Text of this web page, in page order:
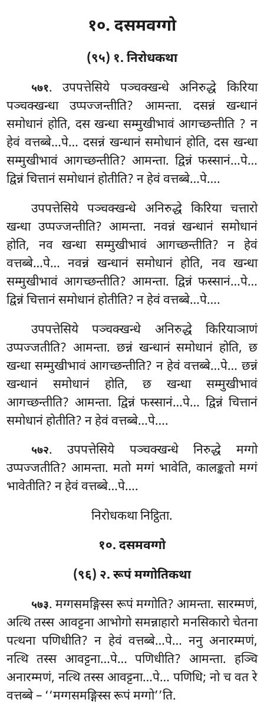
१०. दसमवग्गो
(९५) १. निरोधकथा
५७१. उपपत्तेसिये पञ्चक्खन्धे अनिरुद्धे किरिया
पञ्चक्खन्धा उप्पज्जन्तीति? आमन्ता. दसन्नं खन्धानं
समोधानं होति, दस खन्धा सम्मुखीभावं आगच्छन्तीति ? न
हेवं वत्तब्बे…पे… दसन्नं खन्धानं समोधानं होति, दस खन्धा
सम्मुखीभावं आगच्छन्तीति? आमन्ता. द्विन्नं फस्सानं…पे…
द्विन्नं चित्तानं समोधानं होतीति? न हेवं वत्तब्बे…पे….
उपपत्तेसिये पञ्चक्खन्धे अनिरुद्धे किरिया चत्तारो
खन्धा उप्पज्जन्तीति? आमन्ता. नवन्नं खन्धानं समोधानं
होति, नव खन्धा सम्मुखीभावं आगच्छन्तीति? न हेवं
वत्तब्बे…पे… नवन्नं खन्धानं समोधानं होति, नव खन्धा
सम्मुखीभावं आगच्छन्तीति? आमन्ता. द्विन्नं फस्सानं…पे…
द्विन्नं चित्तानं समोधानं होतीति? न हेवं वत्तब्बे…पे….
उपपत्तेसिये पञ्चक्खन्धे अनिरुद्धे किरियाञाणं
उप्पज्जतीति? आमन्ता. छन्नं खन्धानं समोधानं होति, छ
खन्धा सम्मुखीभावं आगच्छन्तीति? न हेवं वत्तब्बे…पे… छन्नं
खन्धानं समोधानं होति, छ खन्धा सम्मुखीभावं
आगच्छन्तीति? आमन्ता. द्विन्नं फस्सानं…पे… द्विन्नं चित्तानं
समोधानं होतीति? न हेवं वत्तब्बे…पे….
५७२. उपपत्तेसिये पञ्चक्खन्धे निरुद्धे मग्गो
उप्पज्जतीति? आमन्ता. मतो मग्गं भावेति, कालङ्कतो मग्गं
भावेतीति? न हेवं वत्तब्बे…पे….
निरोधकथा निट्ठिता.
१०. दसमवग्गो
(९६) २. रूपं मग्गोतिकथा
५७३. मग्गसमङ्गिस्सरूपं मग्गोति? आमन्ता. सारम्मणं,
अत्थि तस्स आवट्टना आभोगो समन्नाहारो मनसिकारो चेतना
पत्थना पणिधीति? न हेवं वत्तब्बे…पे… ननु अनारम्मणं,
नत्थि तस्स आवट्टना…पे… पणिधीति? आमन्ता. हञ्चि
अनारम्मणं, नत्थि तस्स आवट्टना…पे… पणिधि; नो च वत रे
वत्तब्बे – ‘‘मग्गसमङ्गिस्स रूपं मग्गो’’ति.